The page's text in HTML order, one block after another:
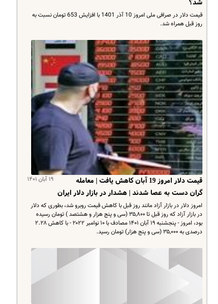
شد؟
قیمت دلار در صرافی ملی امروز 10 آذر 1401 با افزایش 653 تومان نسبت به
روز قبل همراه شد.
۱۹ آبان ۱۴۰۱
قیمت دلار امروز 19 آبان کاهش یافت | معامله
گران دست به عصا شدند | هشدار در بازار دلار ایران
امروز دلار در بازار آزاد مانند روز قبل با کاهش قیمت روبرو شد، بطوری که دلار
در بازار آزاد که روز قبل تا ۳۵,۸۰۰ (سی و پنج هزار و هشتصد ) تومان رسیده
بود، امروز - پنجشنبه ۱۹ آبان ۱۴۰۱ مصادف با ۱۰ نوامبر ۲۰۲۲ - با کاهش ۲.۲۸
درصدی به ۳۵,۰۰۰ (سی و پنج هزار) تومان رسید.